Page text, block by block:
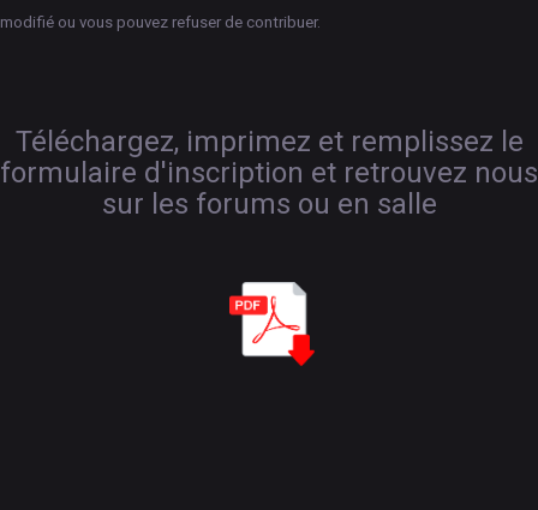
modifié ou vous pouvez refuser de contribuer.
Téléchargez, imprimez et remplissez le
formulaire d'inscription et retrouvez nous
sur les forums ou en salle